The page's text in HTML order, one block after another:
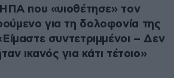
που «υιοθέτησε» τον
για τη δολοφονία της
συντετριμμένοι – Δεν
ικανός για κάτι τέτοιο»